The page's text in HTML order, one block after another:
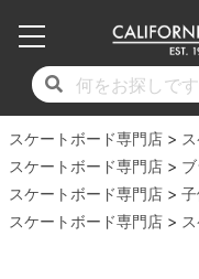
スケートボード専門店
スケートボード専門店
スケートボード専門店
スケートボード専門店
17時までの
11,000円
毎月1日はポイント5
コンプリートセット
17時までの
11,000円
毎月1日はポイント5
デッキ新着一覧
子供用デッキ
7.0inch以下
7.2inch
17時までの
11,000円
毎月1日はポイント5
トラック新着一覧
7.0inch以下
7.2inch
7.3inch
17時までの
11,000円
毎月1日はポイント5
ウィール新着一覧
50mm
51mm
52mm
17時までの
11,000円
毎月1日はポイント5
シューズ新着一覧
20cm
21cm
22cm
17時までの
11,000円
毎月1日はポイント5
Tシャツ
17時までの
11,000円
毎月1日はポイント5
最新ブログ一覧
17時までの
11,000円
毎月1日はポイント5
初心者の方へ
17時までの
11,000円
毎月1日はポイント5
店舗情報